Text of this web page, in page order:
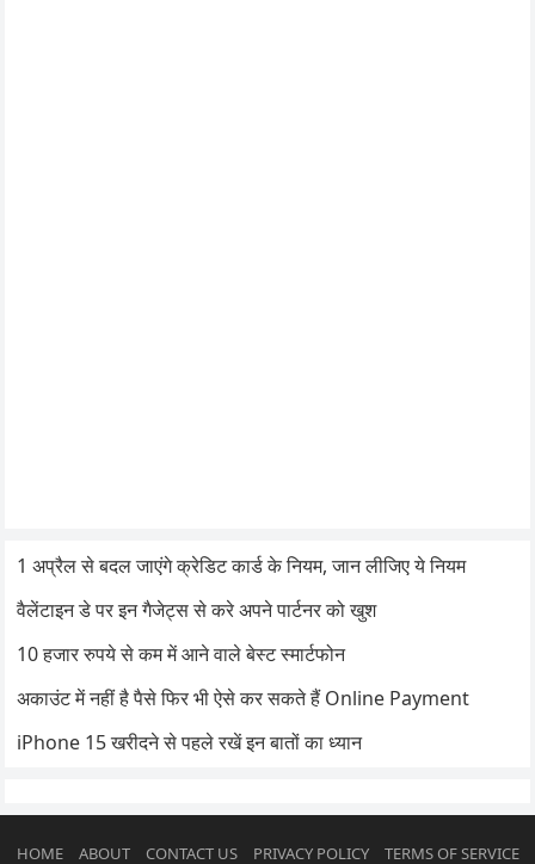
1 अप्रैल से बदल जाएंगे क्रेडिट कार्ड के नियम, जान लीजिए ये नियम
वैलेंटाइन डे पर इन गैजेट्स से करे अपने पार्टनर को खुश
10 हजार रुपये से कम में आने वाले बेस्ट स्मार्टफोन
अकाउंट में नहीं है पैसे फिर भी ऐसे कर सकते हैं Online Payment
iPhone 15 खरीदने से पहले रखें इन बातों का ध्यान
HOME ABOUT CONTACT US PRIVACY POLICY TERMS OF SERVICE